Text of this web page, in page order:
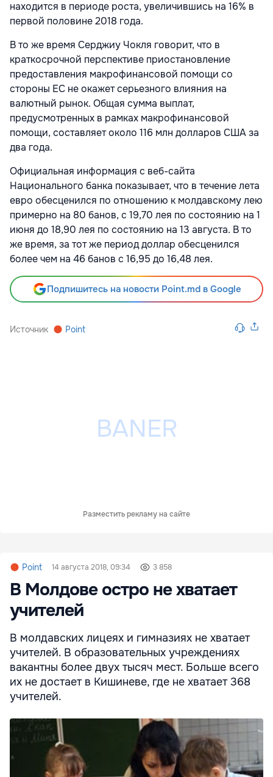
находится в периоде роста, увеличившись на 16% в
первой половине 2018 года.
В то же время Серджиу Чокля говорит, что в
краткосрочной перспективе приостановление
предоставления макрофинансовой помощи со
стороны ЕС не окажет серьезного влияния на
валютный рынок. Общая сумма выплат,
предусмотренных в рамках макрофинансовой
помощи, составляет около 116 млн долларов США за
два года.
Официальная информация с веб-сайта
Национального банка показывает, что в течение лета
евро обесценился по отношению к молдавскому лею
примерно на 80 банов, с 19,70 лея по состоянию на 1
июня до 18,90 лея по состоянию на 13 августа. В то
же время, за тот же период доллар обесценился
более чем на 46 банов с 16,95 до 16,48 лея.
Подпишитесь на новости Point.md в Google
Источник Point
Разместить рекламу на сайте
Point 14 августа 2018, 09:34 3 858
В Молдове остро не хватает
учителей
В молдавских лицеях и гимназиях не хватает
учителей. В образовательных учреждениях
вакантны более двух тысяч мест. Больше всего
их не достает в Кишиневе, где не хватает 368
учителей.